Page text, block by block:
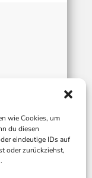
wie Cookies, um
du diesen
eindeutige IDs auf
oder zurückziehst,